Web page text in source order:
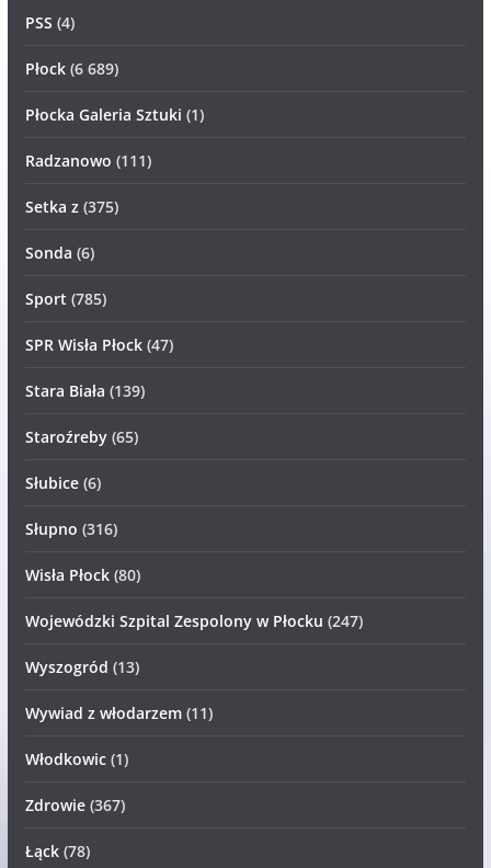
PSS (4)
Płock(6 689)
Płocka Galeria Sztuki (1)
Radzanowo (111)
Setka z(375)
Sonda (6)
Sport (785)
SPR Wisła Płock(47)
Stara Biała (139)
Staroźreby(65)
Słubice(6)
Słupno (316)
Wisła Płock(80)
Wojewódzki Szpital Zespolony w Płocku (247)
Wyszogród (13)
Wywiad z włodarzem(11)
Włodkowic(1)
Zdrowie(367)
Łąck(78)